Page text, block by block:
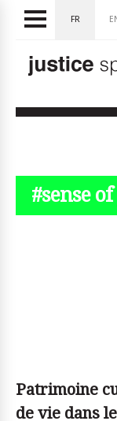
FR
#sense
Patrimoine
de vie dans